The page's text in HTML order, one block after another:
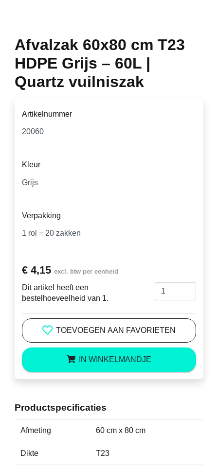
Afvalzak 60x80 cm T23
HDPE Grijs – 60L |
Quartz vuilniszak
Artikelnummer
Kleur
Verpakking
€ 4,15 excl. btw per eenheid
Dit artikel heeft een
bestelhoeveelheid van 1.
TOEVOEGEN AAN FAVORIETEN
IN WINKELMANDJE
Productspecificaties
Afmeting 60 cm x 80 cm
Dikte T23